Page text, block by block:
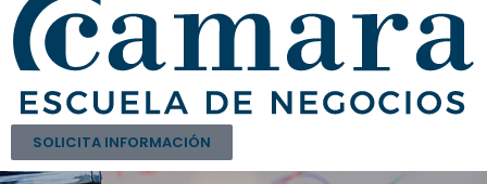
SOLICITA INFORMACIÓN